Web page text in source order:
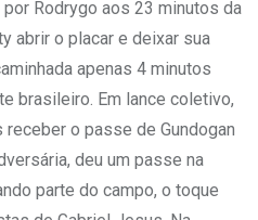
Rodrygo aos 23 minutos da
abrir o placar e deixar sua
apenas 4 minutos
brasileiro. Em lance coletivo,
receber o passe de Gundogan
deu um passe na
parte do campo, o toque